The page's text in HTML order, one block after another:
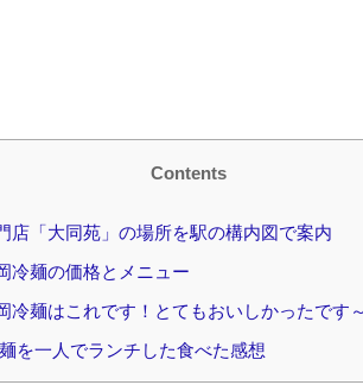
Contents
店「大同苑」の場所を駅の構内図で案内
冷麺の価格とメニュー
冷麺はこれです！とてもおいしかったです
を一人でランチした食べた感想